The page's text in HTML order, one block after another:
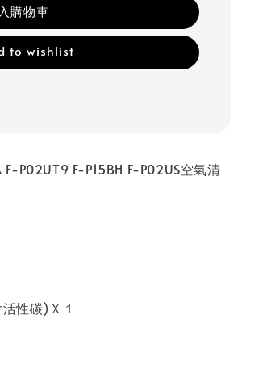
購物車
to wishlist
F-P02UT9 F-P15BH F-P02US空氣清
性碳)Ｘ１